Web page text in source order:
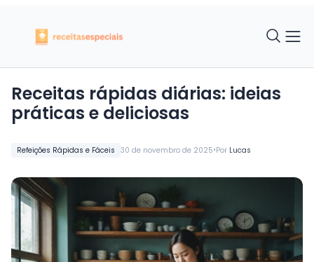
Refeições Rápidas e Fáceis 30 de novembro de 2025•Por Lucas
Receitas rápidas diárias: ideias
práticas e deliciosas